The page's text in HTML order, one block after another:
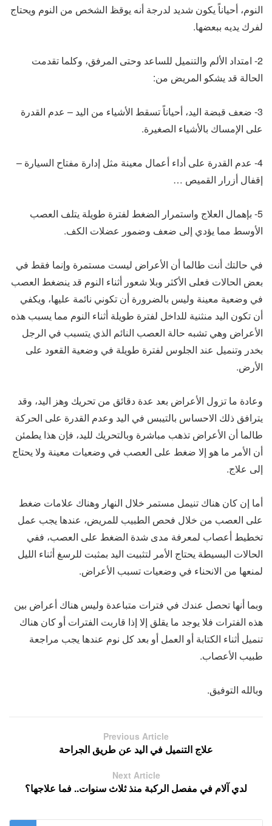
النوم، أحياناً يكون شديد لدرجة أنه يوقظ الشخص من النوم ويحتاج
لفرك يديه ببعضها.
2- امتداد الألم والتنميل للساعد وحتى المرفق، وكلما تقدمت
الحالة قد يشكو المريض من:
3- ضعف قبضة اليد، أحياناً تسقط الأشياء من اليد – عدم القدرة
على الإمساك بالأشياء الصغيرة.
4- عدم القدرة على أداء أعمال معينة مثل إدارة مفتاح السيارة –
إقفال أزرار القميص …
5- بإهمال العلاج واستمرار الضغط لفترة طويلة يتلف العصب
الأوسط مما يؤدي إلى ضعف وضمور عضلات الكف.
في حالتك أنت طالما أن الأعراض ليست مستمرة وإنما فقط في
بعض الحالات فعلى الأكثر وبلا شعور أثناء النوم قد ينضغط العصب
في وضعية معينة وليس بالضرورة أن تكوني نائمة عليها، ويكفي
أن تكون اليد منثنية للداخل لفترة طويلة أثناء النوم مما يسبب هذه
الأعراض وهي تشبه حالة العصب النائم الذي يتسبب في الرجل
بخدر وتنميل عند الجلوس لفترة طويلة في وضعية القعود على
الأرض.
وعادة ما تزول الأعراض بعد عدة دقائق من تحريك وهز اليد، وقد
يترافق ذلك الاحساس بالتيبس في اليد وعدم القدرة على الحركة
طالما أن الأعراض تذهب مباشرة وبالتحريك لليد، فإن هذا يطمئن
أن الأمر ما هو إلا ضغط على العصب في وضعيات معينة ولا يحتاج
إلى علاج.
أما إن كان هناك تنيمل مستمر خلال النهار وهناك علامات ضغط
على العصب من خلال فحص الطبيب للمريض، عندها يجب عمل
تخطيط أعصاب لمعرفة مدى شدة الضغط على العصب، ففي
الحالات البسيطة يحتاج الأمر لتثبيت اليد بمثبت للرسغ أثناء الليل
لمنعها من الانحناء في وضعيات تسبب الأعراض.
وبما أنها تحصل عندك في فترات متباعدة وليس هناك أعراض بين
هذه الفترات فلا يوجد ما يقلق إلا إذا قاربت الفترات أو كان هناك
تنميل أثناء الكتابة أو العمل أو بعد كل نوم عندها يجب مراجعة
طبيب الأعصاب.
وبالله التوفيق.
Previous Article
علاج التنميل في اليد عن طريق الجراحة
Next Article
لدي آلام في مفصل الركبة منذ ثلاث سنوات.. فما علاجها؟